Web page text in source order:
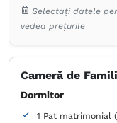
Priză lângă pat
Prosoape
Oglindă
Selectați datele
vedea prețurile
Cameră de
Dormitor
1 Pat matrimonial